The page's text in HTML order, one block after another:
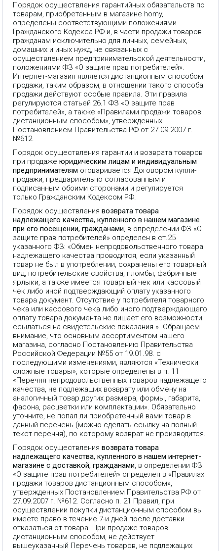
Порядок осуществления гарантийных обязательств по
товарам, приобретенным в магазине homy,
определены соответствующими положениями
Гражданского Кодекса РФ и, в части продажи товаров
гражданам исключительно для личных, семейных,
домашних и иных нужд, не связанных с
осуществлением предпринимательской деятельности,
положениями ФЗ «О защите прав потребителей».
Интернет-магазин является дистанционным способом
продажи, таким образом, в отношении такого способа
продажи действуют особые правила. Эти правила
регулируются статьей 26.1 ФЗ «О защите прав
потребителей», а также «Правилами продажи товаров
дистанционным способом», утвержденных
Постановлением Правительства РФ от 27.09.2007 г.
№612.
Порядок осуществления гарантии и возврата товаров
при продаже юридическим лицам и индивидуальным
предпринимателям оговаривается Договором купли-
продажи, предварительно согласованным и
подписанным обоими сторонами и регулируется
только Гражданским Кодексом РФ.
Порядок осуществления возврата товара
надлежащего качества, купленного в нашем магазине
при его посещении, гражданами, в определении ФЗ «О
защите прав потребителей» определен в ст.25
указанного ФЗ: «Обмен непродовольственного товара
надлежащего качества проводится, если указанный
товар не был в употреблении, сохранены его товарный
вид, потребительские свойства, пломбы, фабричные
ярлыки, а также имеется товарный чек или кассовый
чек либо иной подтверждающий оплату указанного
товара документ. Отсутствие у потребителя товарного
чека или кассового чека либо иного подтверждающего
оплату товара документа не лишает его возможности
ссылаться на свидетельские показания.» Обращаем
внимание, что основным ассортиментом нашего
магазина, согласно Постановлению Правительства
Российской Федерации №55 от 19.01.98. с
последующими изменениями, являются «Технически
сложные товары», которые определены в п. 11
«Перечня непродовольственных товаров надлежащего
качества, не подлежащих возврату или обмену на
аналогичный товар других размера, формы, габарита,
фасона, расцветки или комплектации». Обязательно
уточните, не попал ли приобретенный вами товар в
данный перечень (можно сделать ссылку на полный
текст перечня), по которому возврат не производится.
Порядок осуществления возврата товара
надлежащего качества, купленного в нашем интернет-
магазине с доставкой, гражданами, в определении ФЗ
«О защите прав потребителей» определен в «Правилах
продажи товаров дистанционным способом»,
утвержденных Постановлением Правительства РФ от
27.09.2007 г. №612. Согласно п. 21 Правил, при
осуществлении покупки дистанционным способом вы
имеете право в течение 7-и дней после доставки
отказаться от товара. При продаже товаров
дистанционным способом, не действует
вышеуказанный Перечень товаров, не подлежащих